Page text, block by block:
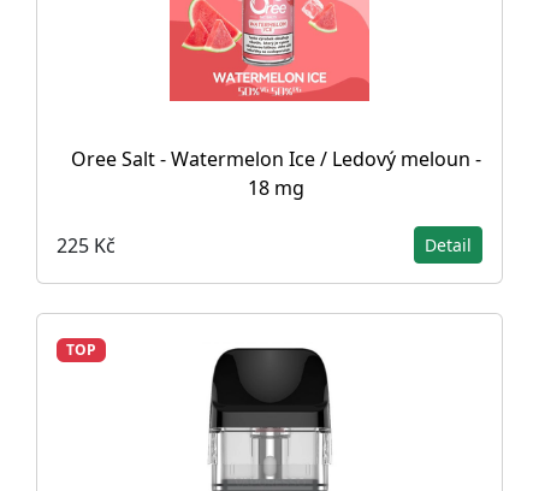
Oree Salt - Watermelon Ice / Ledový meloun -
18 mg
225 Kč Detail
TOP